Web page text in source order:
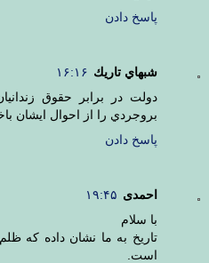
پاسخ دادن
شبهاي تاريك ۱۶:۱۶
دولت در برابر حقوق
بروجردي را از احوال ايشان
پاسخ دادن
احمدی ۱۹:۴۵
با سلام
تاریخ به ما نشان داده که
است.